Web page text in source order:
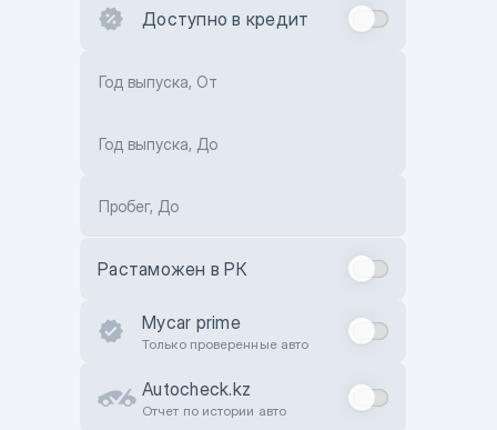
Доступно в кредит
Год выпуска, От
Год выпуска, До
Пробег, До
Растаможен в РК
Mycar prime
Только проверенные авто
Autocheck.kz
Отчет по истории авто